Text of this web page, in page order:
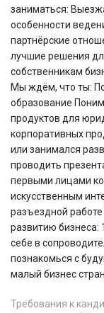
заниматься:
особенности
партнёрские
лучшие решения
собственникам
Мы ждём, что ты:
образование
продуктов для
корпоративных
или занимался
проводить
первыми лицами
искусственным
разъездной
развитию бизнеса:
себе в
познакомься с
малый бизнес
Требования к